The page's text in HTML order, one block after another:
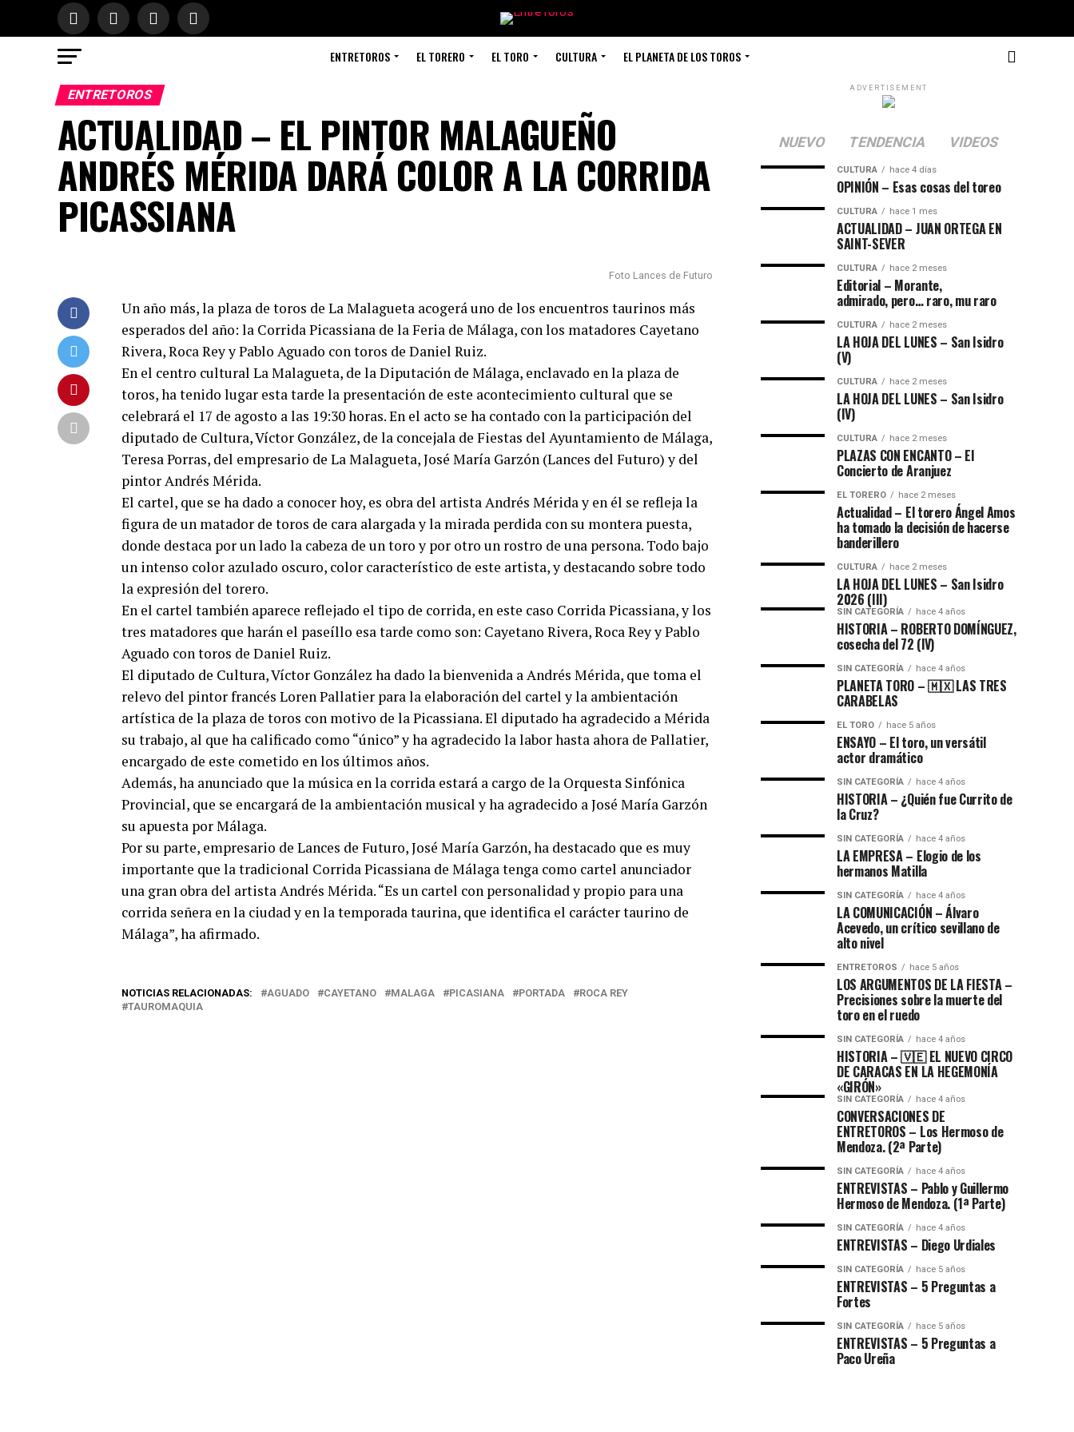
ENTRETOROS EL TORERO EL TORO CULTURA EL PLANETA DE LOS TOROS
ENTRETOROS
ACTUALIDAD – EL PINTOR MALAGUEÑO
ANDRÉS MÉRIDA DARÁ COLOR A LA CORRIDA
PICASSIANA
Foto Lances de Futuro
Un año más, la plaza de toros de La Malagueta acogerá uno de los encuentros taurinos más
esperados del año: la Corrida Picassiana de la Feria de Málaga, con los matadores Cayetano
Rivera, Roca Rey y Pablo Aguado con toros de Daniel Ruiz.
En el centro cultural La Malagueta, de la Diputación de Málaga, enclavado en la plaza de
toros, ha tenido lugar esta tarde la presentación de este acontecimiento cultural que se
celebrará el 17 de agosto a las 19:30 horas. En el acto se ha contado con la participación del
diputado de Cultura, Víctor González, de la concejala de Fiestas del Ayuntamiento de Málaga,
Teresa Porras, del empresario de La Malagueta, José María Garzón (Lances del Futuro) y del
pintor Andrés Mérida.
El cartel, que se ha dado a conocer hoy, es obra del artista Andrés Mérida y en él se refleja la
figura de un matador de toros de cara alargada y la mirada perdida con su montera puesta,
donde destaca por un lado la cabeza de un toro y por otro un rostro de una persona. Todo bajo
un intenso color azulado oscuro, color característico de este artista, y destacando sobre todo
la expresión del torero.
En el cartel también aparece reflejado el tipo de corrida, en este caso Corrida Picassiana, y los
tres matadores que harán el paseíllo esa tarde como son: Cayetano Rivera, Roca Rey y Pablo
Aguado con toros de Daniel Ruiz.
El diputado de Cultura, Víctor González ha dado la bienvenida a Andrés Mérida, que toma el
relevo del pintor francés Loren Pallatier para la elaboración del cartel y la ambientación
artística de la plaza de toros con motivo de la Picassiana. El diputado ha agradecido a Mérida
su trabajo, al que ha calificado como “único” y ha agradecido la labor hasta ahora de Pallatier,
encargado de este cometido en los últimos años.
Además, ha anunciado que la música en la corrida estará a cargo de la Orquesta Sinfónica
Provincial, que se encargará de la ambientación musical y ha agradecido a José María Garzón
su apuesta por Málaga.
Por su parte, empresario de Lances de Futuro, José María Garzón, ha destacado que es muy
importante que la tradicional Corrida Picassiana de Málaga tenga como cartel anunciador
una gran obra del artista Andrés Mérida. “Es un cartel con personalidad y propio para una
corrida señera en la ciudad y en la temporada taurina, que identifica el carácter taurino de
Málaga”, ha afirmado.
NOTICIAS RELACIONADAS: AGUADO CAYETANO MALAGA PICASIANA PORTADA
ROCA REY
TAUROMAQUIA
ADVERTISEMENT
NUEVO TENDENCIA VIDEOS
CULTURA hace 4 días
OPINIÓN – Esas cosas del toreo
CULTURA hace 1 mes
ACTUALIDAD – JUAN ORTEGA EN
SAINT-SEVER
CULTURA hace 2 meses
Editorial – Morante,
admirado, pero… raro, mu raro
CULTURA hace 2 meses
LA HOJA DEL LUNES – San Isidro
(V)
CULTURA hace 2 meses
LA HOJA DEL LUNES – San Isidro
(IV)
CULTURA hace 2 meses
PLAZAS CON ENCANTO – El
Concierto de Aranjuez
EL TORERO hace 2 meses
Actualidad – El torero Ángel Amos
ha tomado la decisión de hacerse
banderillero
CULTURA hace 2 meses
LA HOJA DEL LUNES – San Isidro
2026 (III)
SIN CATEGORÍA hace 4 años
HISTORIA – ROBERTO DOMÍNGUEZ,
cosecha del 72 (lV)
SIN CATEGORÍA hace 4 años
PLANETA TORO – 🇲🇽 LAS TRES
CARABELAS
EL TORO hace 5 años
ENSAYO – El toro, un versátil
actor dramático
SIN CATEGORÍA hace 4 años
HISTORIA – ¿Quién fue Currito de
la Cruz?
SIN CATEGORÍA hace 4 años
LA EMPRESA – Elogio de los
hermanos Matilla
SIN CATEGORÍA hace 4 años
LA COMUNICACIÓN – ​Álvaro
Acevedo, un crítico sevillano de
alto nivel
ENTRETOROS hace 5 años
LOS ARGUMENTOS DE LA FIESTA –
Precisiones sobre la muerte del
toro en el ruedo
SIN CATEGORÍA hace 4 años
HISTORIA – 🇻🇪 EL NUEVO CIRCO
DE CARACAS EN LA HEGEMONÍA
«GIRÓN»
SIN CATEGORÍA hace 4 años
CONVERSACIONES DE
ENTRETOROS – Los Hermoso de
Mendoza. (2ª Parte)
SIN CATEGORÍA hace 4 años
ENTREVISTAS – Pablo y Guillermo
Hermoso de Mendoza. (1ª Parte)
SIN CATEGORÍA hace 4 años
ENTREVISTAS – Diego Urdiales
SIN CATEGORÍA hace 5 años
ENTREVISTAS – 5 Preguntas a
Fortes
SIN CATEGORÍA hace 5 años
ENTREVISTAS – 5 Preguntas a
Paco Ureña